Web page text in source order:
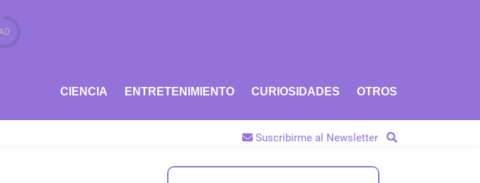
CIENCIA ENTRETENIMIENTO CURIOSIDADES OTROS
Suscribirme al Newsletter